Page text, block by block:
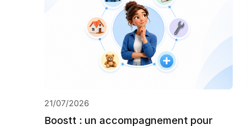
21/07/2026
Boostt : un accompagnement pour